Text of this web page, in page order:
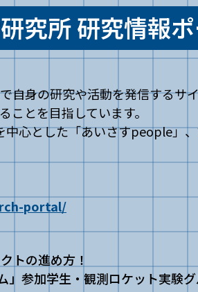
究所 研究情報
自身の研究や活動を発信する
ことを目指しています。
心とした「あいさすpeople」
portal/
トの進め方！
」参加学生・観測ロケット実験